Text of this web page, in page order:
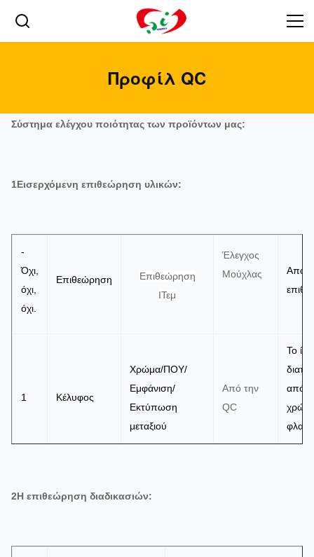
Προφίλ QC
Σύστημα ελέγχου ποιότητας των προϊόντων μας:
1Εισερχόμενη επιθεώρηση υλικών:
-
Όχι,
όχι,
όχι.
Επιθεώρηση
Επιθεώρηση
ΙΤεμ
Έλεγχος
Μούχλας
1 Κέλυφος
Χρώμα/ΠΟΥ/
Εμφάνιση/
Εκτύπωση
μεταξιού
Από την
QC
Το
φλας,
2 Καλώδιο
Κέντρο,
2Η επιθεώρηση διαδικασιών: